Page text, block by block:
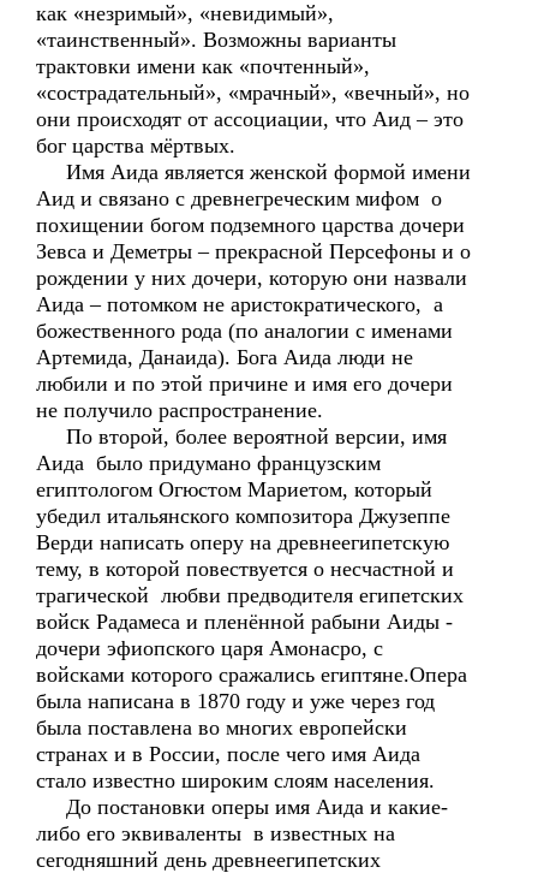
как «незримый», «невидимый»,
«таинственный». Возможны варианты
трактовки имени как «почтенный»,
«сострадательный», «мрачный», «вечный», но
они происходят от ассоциации, что Аид – это
бог царства мёртвых.
Имя Аида является женской формой имени
Аид и связано с древнегреческим мифом о
похищении богом подземного царства дочери
Зевса и Деметры – прекрасной Персефоны и о
рождении у них дочери, которую они назвали
Аида – потомком не аристократического, а
божественного рода (по аналогии с именами
Артемида, Данаида). Бога Аида люди не
любили и по этой причине и имя его дочери
не получило распространение.
По второй, более вероятной версии, имя
Аида было придумано французским
египтологом Огюстом Мариетом, который
убедил итальянского композитора Джузеппе
Верди написать оперу на древнеегипетскую
тему, в которой повествуется о несчастной и
трагической любви предводителя египетских
войск Радамеса и пленённой рабыни Аиды -
дочери эфиопского царя Амонасро, с
войсками которого сражались египтяне.Опера
была написана в 1870 году и уже через год
была поставлена во многих европейски
странах и в России, после чего имя Аида
стало известно широким слоям населения.
До постановки оперы имя Аида и какие-
либо его эквиваленты в известных на
сегодняшний день древнеегипетских